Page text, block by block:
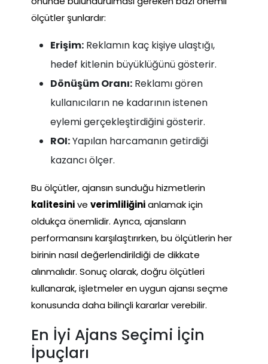
ölçütler şunlardır:
Erişim: Reklamın kaç kişiye ulaştığı,
hedef kitlenin büyüklüğünü gösterir.
Dönüşüm Oranı: Reklamı gören
kullanıcıların ne kadarının istenen
eylemi gerçekleştirdiğini gösterir.
ROI:Yapılan harcamanın getirdiği
kazancı ölçer.
Bu ölçütler, ajansın sunduğu hizmetlerin
kalitesinive verimliliğinianlamak için
oldukça önemlidir. Ayrıca, ajansların
performansını karşılaştırırken, bu ölçütlerin her
birinin nasıl değerlendirildiği de dikkate
alınmalıdır. Sonuç olarak, doğru ölçütleri
kullanarak, işletmeler en uygun ajansı seçme
konusunda daha bilinçli kararlar verebilir.
En İyi Ajans Seçimi İçin
İpuçları